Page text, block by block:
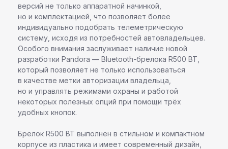
версий не только аппаратной начинкой,
но и комплектацией, что позволяет более
индивидуально подобрать телеметрическую
систему, исходя из потребностей автовладельцев.
Особого внимания заслуживает наличие новой
разработки Pandora — Bluetooth-брелока R500 BT,
который позволяет не только использоваться
в качестве метки авторизации владельца,
но и управлять режимами охраны и работой
некоторых полезных опций при помощи трёх
удобных кнопок.
Брелок R500 BT выполнен в стильном и компактном
корпусе из пластика и имеет современный дизайн,